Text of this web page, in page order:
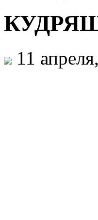
11